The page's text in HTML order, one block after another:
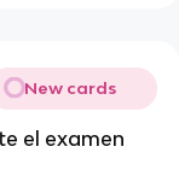
New cards
el examen